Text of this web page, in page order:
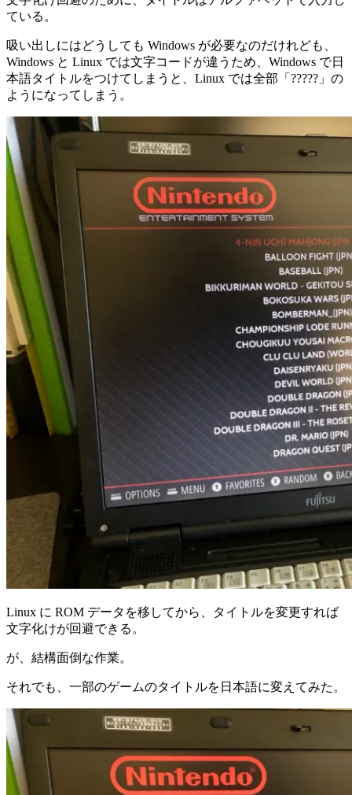
ている。
吸い出しにはどうしても Windows が必要なのだけれども、
Windows と Linux では文字コードが違うため、Windows で日
本語タイトルをつけてしまうと、Linux では全部「?????」の
ようになってしまう。
Linux に ROM データを移してから、タイトルを変更すれば
文字化けが回避できる。
が、結構面倒な作業。
それでも、一部のゲームのタイトルを日本語に変えてみた。